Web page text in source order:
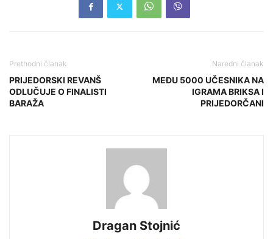
Prethodni članak
PRIJEDORSKI REVANŠ
ODLUČUJE O FINALISTI
BARAŽA
Naredni članak
MEĐU 5000 UČESNIKA NA
IGRAMA BRIKSA I
PRIJEDORČANI
Dragan Stojnić